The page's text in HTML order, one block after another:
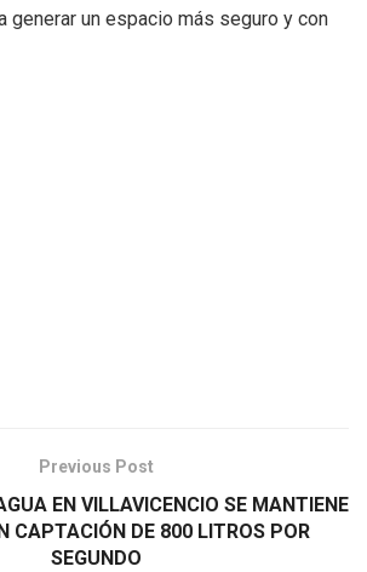
generar un espacio más seguro y con
Previous Post
EN VILLAVICENCIO SE MANTIENE
CAPTACIÓN DE 800 LITROS POR
SEGUNDO